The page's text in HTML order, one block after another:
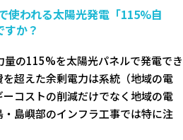
使われる太陽光発電「115%自
か？
量の115%を太陽光パネルで発電でき
超えた余剰電力は系統（地域の電
コストの削減だけでなく地域の電
島嶼部のインフラ工事では特に注